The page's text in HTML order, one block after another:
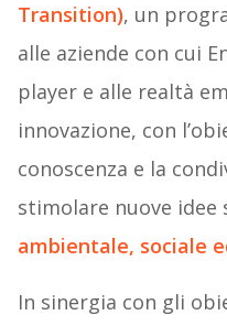
Transition), un
alle aziende con cui
player e alle realtà
innovazione, con
conoscenza e la
stimolare nuove idee
ambientale, sociale
In sinergia con gli